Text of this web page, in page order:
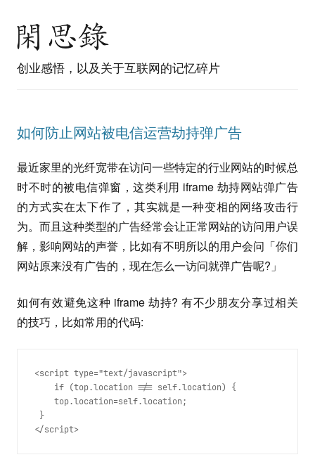
创业感悟，以及关于互联网的记忆碎片
如何防止网站被电信运营劫持弹广告
最近家里的光纤宽带在访问一些特定的行业网站的时候总
时不时的被电信弹窗，这类利用 iframe 劫持网站弹广告
的方式实在太下作了，其实就是一种变相的网络攻击行
为。而且这种类型的广告经常会让正常网站的访问用户误
解，影响网站的声誉，比如有不明所以的用户会问「你们
网站原来没有广告的，现在怎么一访问就弹广告呢?」
如何有效避免这种 iframe 劫持? 有不少朋友分享过相关
的技巧，比如常用的代码:
<script type="text/javascript">
    if (top.location !== self.location) {
    top.location=self.location;
}
</script>